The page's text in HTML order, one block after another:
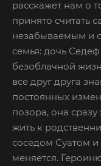
расскажет нам о
принято считать
незабываемым и
семья: дочь
безоблачной
все друг друга
постоянных
позора, она
жить к
соседом Суатом и
меняется.